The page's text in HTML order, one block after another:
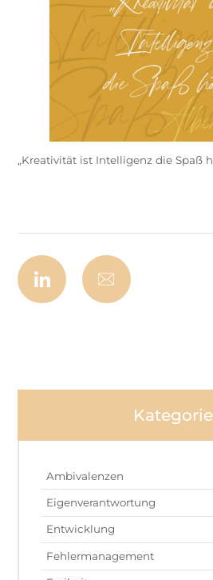
„Kreativität ist Intelligenz die Spaß
Ambivalenzen
Eigenverantwortung
Entwicklung
Fehlermanagement